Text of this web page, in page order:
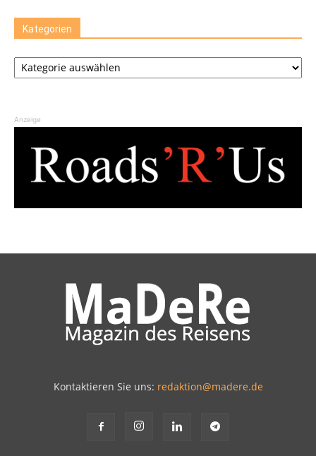
Kategorien
Kategorien
Anzeige
Kontaktieren Sie uns: redaktion@madere.de